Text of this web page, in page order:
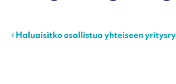
Post navigation
Haluaisitko osallistua yhteiseen